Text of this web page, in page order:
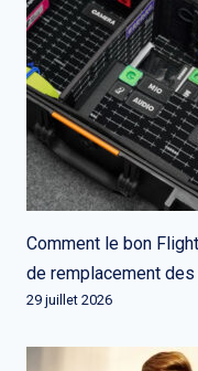
Comment le bon
de remplacement
29 juillet 2026